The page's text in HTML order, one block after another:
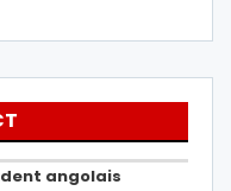
angolais